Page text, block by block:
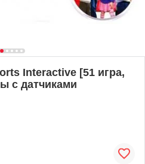
Interactive [51 игра,
с датчиками